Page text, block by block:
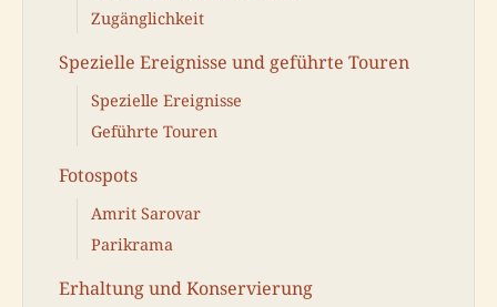
Zugänglichkeit
Spezielle Ereignisse und geführte Touren
Spezielle Ereignisse
Geführte Touren
Fotospots
Amrit Sarovar
Parikrama
Erhaltung und Konservierung